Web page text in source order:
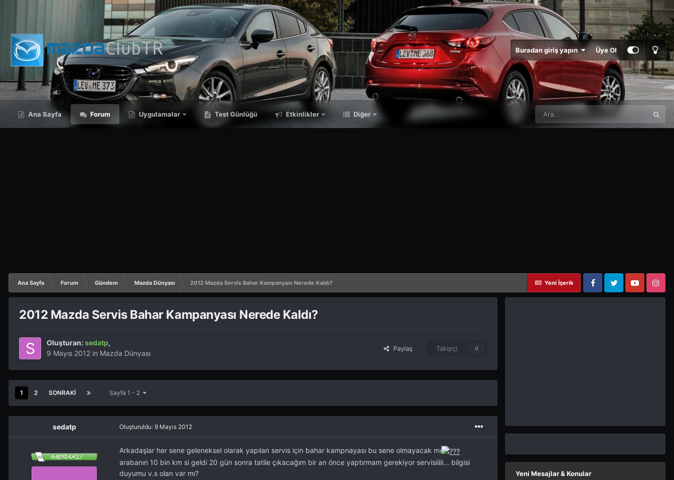
Buradan giriş yapın Üye Ol
Ana Sayfa Forum Uygulamalar Test Günlüğü Etkinlikler Diğer
Yeni İçerik
Ana Sayfa Forum Gündem Mazda Dünyası
2012 Mazda Servis Bahar Kampanyası Nerede Kaldı?
FacebookTwitter YouTube Instagram
2012 Mazda Servis Bahar Kampanyası Nerede Kaldı?
Oluşturan:sedatp,
9 Mayıs 2012 in Mazda Dünyası
Paylaş Takipçi 0
1 2 SONRAKI Sayfa 1 - 2
sedatp Oluşturuldu: 9 Mayıs 2012
Arkadaşlar her sene geleneksel olarak yapılan servis için bahar kampnayası bu sene olmayacak mı
arabanın 10 bin km si geldi 20 gün sonra tatile çıkacağım bir an önce yaptırmam gerekiyor servisiiiii... bilgisi
duyumu v.s olan var mı?
Yeni Mesajlar & Konular